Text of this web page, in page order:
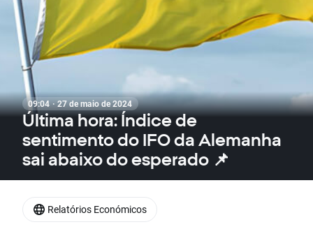
09:04 · 27 de maio de 2024
Última hora: Índice de
sentimento do IFO da Alemanha
sai abaixo do esperado 📌
Relatórios Económicos